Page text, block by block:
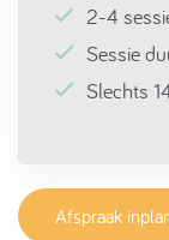
2-4
Sessie
Slechts
Afspraak